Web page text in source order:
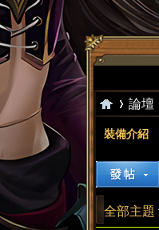
來»
論壇
裝備介紹
全部主題